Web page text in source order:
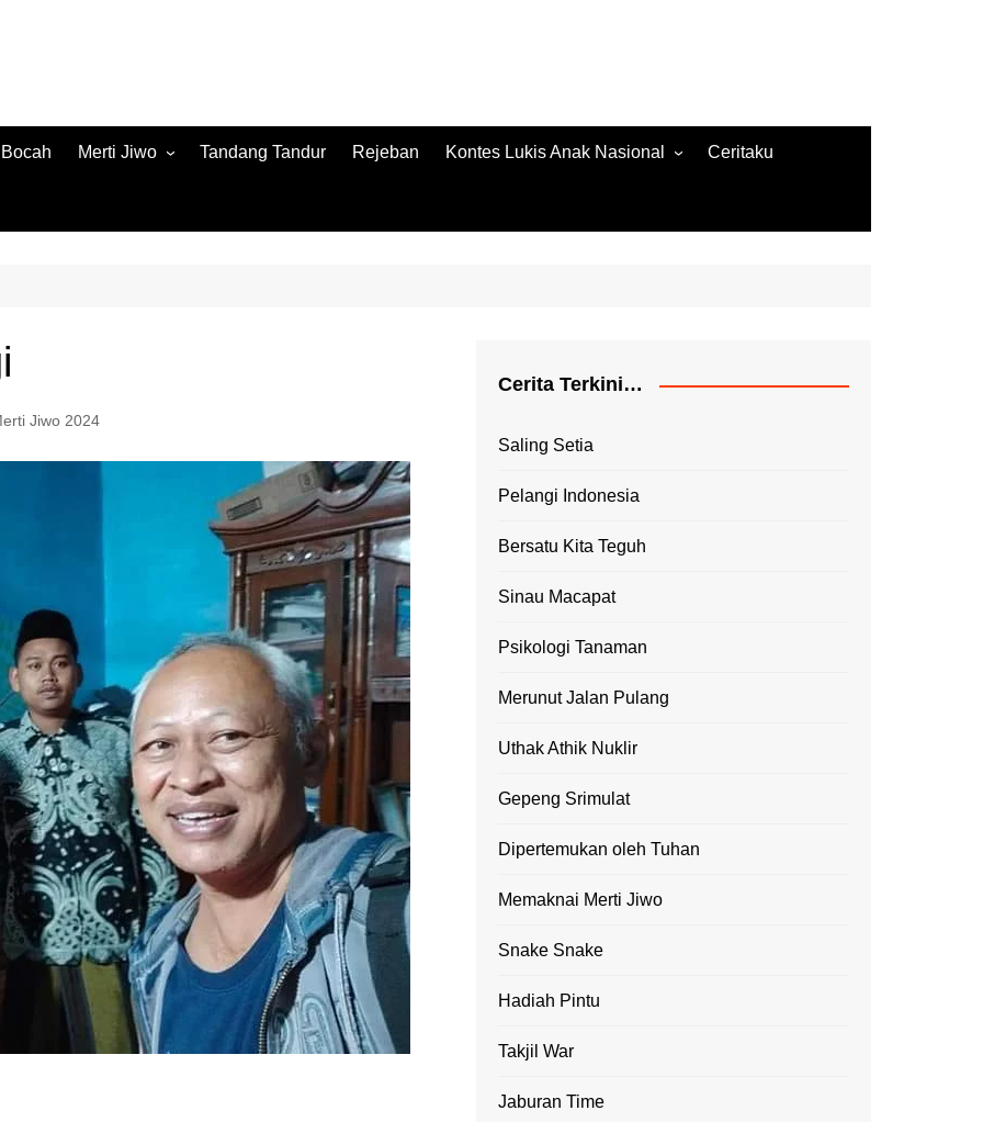
Merti Jiwo
Merti Jiwo 2023
Tandang Tandur Rejeban Kontes Lukis Anak Nasional
Jambore Gambar 2020
Ceritaku
Jiwo 2024
Cerita Terkini…
Saling Setia
Pelangi Indonesia
Bersatu Kita Teguh
Sinau Macapat
Psikologi Tanaman
Merunut Jalan Pulang
Uthak Athik Nuklir
Gepeng Srimulat
Dipertemukan oleh Tuhan
Memaknai Merti Jiwo
Snake Snake
Hadiah Pintu
Takjil War
Jaburan Time